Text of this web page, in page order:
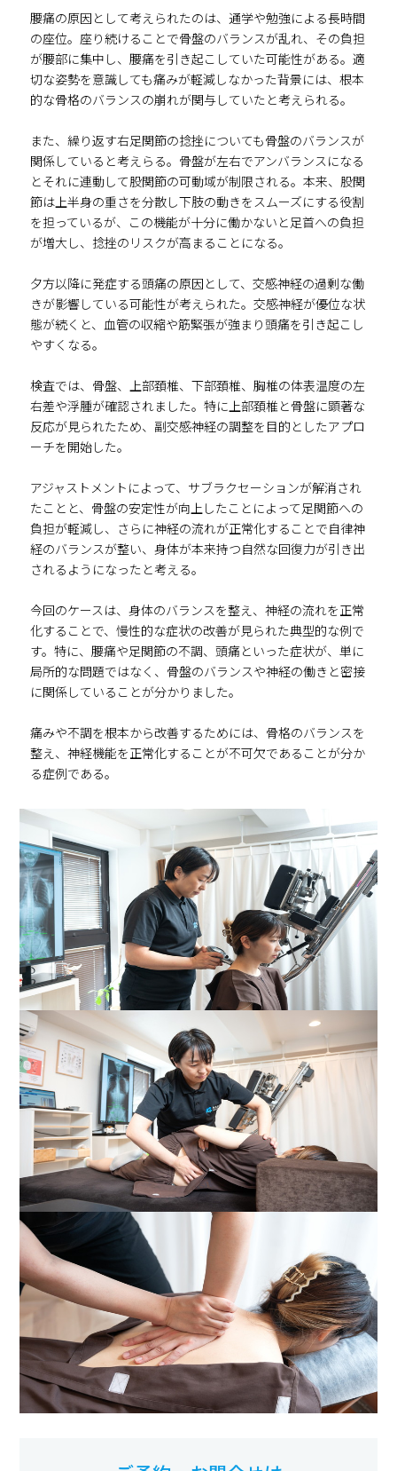
腰痛の原因として考えられたのは、通学や勉強による長時間
の座位。座り続けることで骨盤のバランスが乱れ、その負担
が腰部に集中し、腰痛を引き起こしていた可能性がある。適
切な姿勢を意識しても痛みが軽減しなかった背景には、根本
的な骨格のバランスの崩れが関与していたと考えられる。
また、繰り返す右足関節の捻挫についても骨盤のバランスが
関係していると考えらる。骨盤が左右でアンバランスになる
とそれに連動して股関節の可動域が制限される。本来、股関
節は上半身の重さを分散し下肢の動きをスムーズにする役割
を担っているが、この機能が十分に働かないと足首への負担
が増大し、捻挫のリスクが高まることになる。
夕方以降に発症する頭痛の原因として、交感神経の過剰な働
きが影響している可能性が考えられた。交感神経が優位な状
態が続くと、血管の収縮や筋緊張が強まり頭痛を引き起こし
やすくなる。
検査では、骨盤、上部頚椎、下部頚椎、胸椎の体表温度の左
右差や浮腫が確認されました。特に上部頚椎と骨盤に顕著な
反応が見られたため、副交感神経の調整を目的としたアプロ
ーチを開始した。
アジャストメントによって、サブラクセーションが解消され
たことと、骨盤の安定性が向上したことによって足関節への
負担が軽減し、さらに神経の流れが正常化することで自律神
経のバランスが整い、身体が本来持つ自然な回復力が引き出
されるようになったと考える。
今回のケースは、身体のバランスを整え、神経の流れを正常
化することで、慢性的な症状の改善が見られた典型的な例で
す。特に、腰痛や足関節の不調、頭痛といった症状が、単に
局所的な問題ではなく、骨盤のバランスや神経の働きと密接
に関係していることが分かりました。
痛みや不調を根本から改善するためには、骨格のバランスを
整え、神経機能を正常化することが不可欠であることが分か
る症例である。